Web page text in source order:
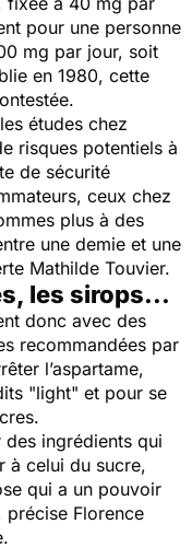
pour une personne
mg par jour, soit
en 1980, cette
études chez
risques potentiels à
de sécurité
ceux chez
plus à des
une demie et une
Mathilde Touvier.
les sirops...
donc avec des
recommandées par
l’aspartame,
"light" et pour se
ingrédients qui
à celui du sucre,
qui a un pouvoir
précise Florence